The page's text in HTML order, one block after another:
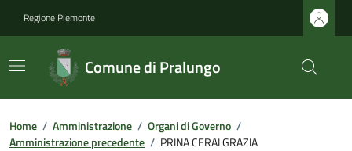
Regione Piemonte
Comune di Pralungo
Home / Amministrazione / Organi di Governo /
Amministrazione precedente / PRINA CERAI GRAZIA